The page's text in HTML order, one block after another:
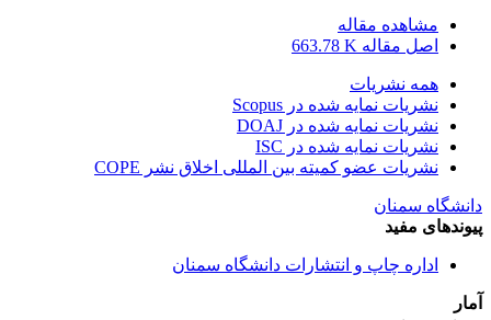
مشاهده مقاله
اصل مقاله 663.78 K
همه نشریات
نشریات نمایه شده در Scopus
نشریات نمایه شده در DOAJ
نشریات نمایه شده در ISC
نشریات عضو کمیته بین المللی اخلاق نشر COPE
دانشگاه سمنان
پیوندهای مفید
اداره چاپ و انتشارات دانشگاه سمنان
آمار